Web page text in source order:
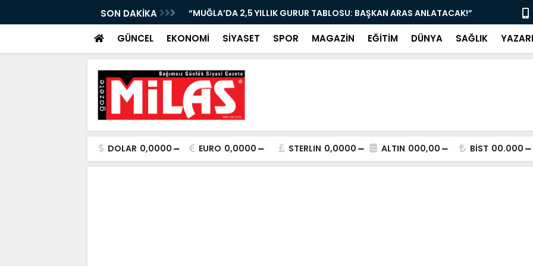
SON DAKİKA
TABLOSU: BAŞKAN ARAS ANLATACAK!” “BODRUM’DA EMEKLİYE MÜJDE: ÇAY 5, KAHVE 15 TL! KAPILAR AÇILDI” “AK PARTİ
GÜNCEL EKONOMİ SİYASET SPOR MAGAZİN EĞİTİM DÜNYA SAĞLIK
DOLAR 0,0000 EURO 0,0000 STERLIN 0,0000 ALTIN 000,00 BİST 00.000